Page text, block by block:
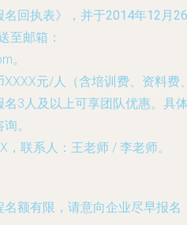
名回执表》，并于2014年12月26
至邮箱：
。
XXXX元/人（含培训费、资料费
3人及以上可享团队优惠。具
。
，联系人：王老师 / 李老师。
额有限，请意向企业尽早报名